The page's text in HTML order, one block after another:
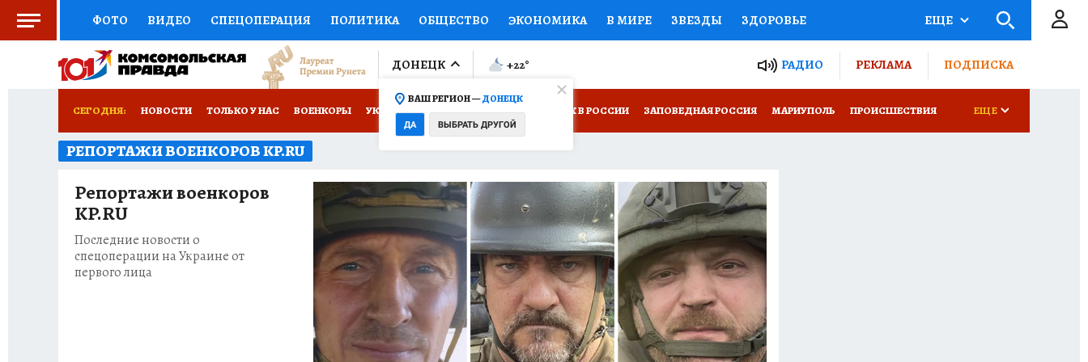
ФОТО ВИДЕО СПЕЦОПЕРАЦИЯ ПОЛИТИКА ОБЩЕСТВО ЭКОНОМИКА В МИРЕ ЗВЕЗДЫ ЗДОРОВЬЕ
СОЦПОДДЕРЖКА НАУКА СПОРТ КОЛУМНИСТЫ ПРОИСШЕСТВИЯ НАЦИОНАЛЬНЫЕ ПРОЕКТЫ РОССИИ
ДОКТОР ФИНАНСЫ
ЖЕНСКИЕ СЕКРЕТЫ ПУТЕВОДИТЕЛЬ КНИЖНАЯ ПОЛКА ПРОГНОЗЫ НА СПОРТ
ПРЕСС-ЦЕНТР НЕДВИЖИМОСТЬ ТЕЛЕВИЗОР КОЛЛЕКЦИИ КОНКУРСЫ
ГИД ПОТРЕБИТЕЛЯ РАДИО КП РЕКЛАМА ТЕСТЫ НОВОЕ НА САЙТЕ
ЕЩЕ
ДОНЕЦК
ВАШ РЕГИОН —ДОНЕЦК
ДА ВЫБРАТЬ ДРУГОЙ
+22° РАДИО РЕКЛАМА ПОДПИСКА
СЕГОДНЯ: НОВОСТИ ТОЛЬКО У НАС ВОЕНКОРЫ УКРАИНА: СВОДКА КП В МАХ ОТДЫХ В РОССИИ ЗАПОВЕДНАЯ РОССИЯ МАРИУПОЛЬ ПРОИСШЕСТВИЯ
НОВОРОССИЯ АФИША ИСПЫТАНО НА СЕБЕ
ЕЩЕ
РЕПОРТАЖИ ВОЕНКОРОВ KP.RU
Репортажи военкоров
KP.RU
Последние новости о
спецоперации на Украине от
первого лица